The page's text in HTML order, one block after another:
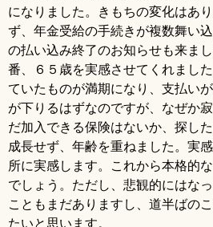
になりました。きもちの変化はあ
ず、年金受給の手続きが複数舞い
の払い込み終了のお知らせも来ま
番、６５歳を実感させてくれまし
ていたものが満期になり、支払い
が下りるはずなのですが、なぜか
だ加入できる保険はないか、探し
成長せず、年齢を重ねました。実
所に実感します。これから本格的
でしょう。ただし、悲観的にはな
こともまだありますし、道半ばの
たいと思います。